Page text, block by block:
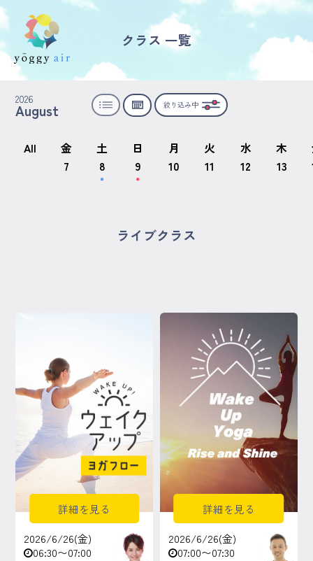
受講の流れ
料金について
インストラクター一覧
FAQ / お問い合わせ
ログイン
会員規約について
クラス参加にあたっての同意書
特定商取引にかかわる表示
プライバシーポリシー
クラス 一覧
2026
August 絞り込み中
All
金
7
土
8
日
9
月
10
火
11
水
12
木
13
ライブクラス
詳細を見る
2026/6/26(金)
06:30〜07:00
詳細を見る
2026/6/26(金)
07:00〜07:30